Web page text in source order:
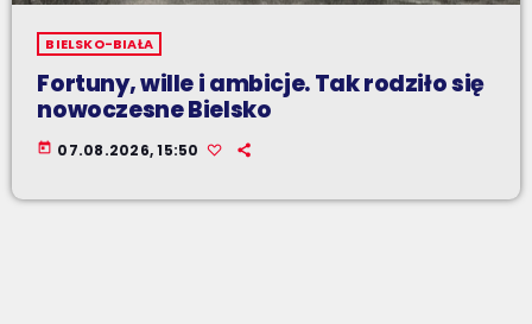
BIELSKO-BIAŁA
Fortuny, wille i ambicje. Tak rodziło się
nowoczesne Bielsko
today 07.08.2026, 15:50